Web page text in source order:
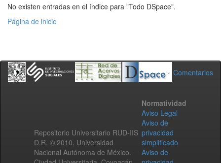
No existen entradas en el índice para "Todo DSpace".
Página de inicio
Comentarios
Repositorio Universitario RUD-IIS
D.R. © 2010. Universidad
Nacional Autónoma de México.
Normatividad
Aviso Legal
Aviso de
privacidad
simplificado
Aviso de